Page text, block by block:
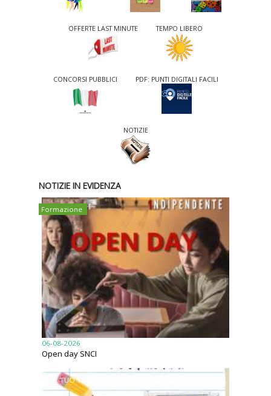
OFFERTE LAST MINUTE TEMPO LIBERO
CONCORSI PUBBLICI PDF: PUNTI DIGITALI FACILI
NOTIZIE
NOTIZIE IN EVIDENZA
Formazione
06-08-2026
Open day SNCI
FAI IL TUO TEST ATTITUDINALE